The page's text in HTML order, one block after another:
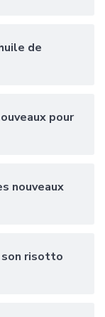
de
pour
nouveaux
son risotto